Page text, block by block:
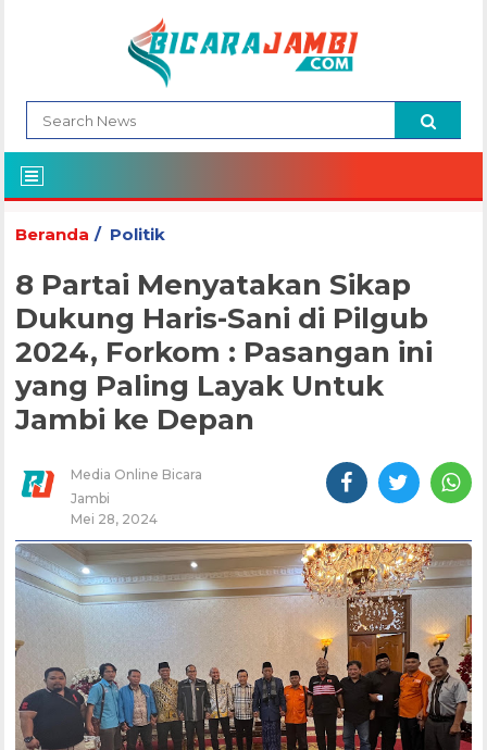
Beranda Politik
8 Partai Menyatakan Sikap
Dukung Haris-Sani di Pilgub
2024, Forkom : Pasangan ini
yang Paling Layak Untuk
Jambi ke Depan
Media Online Bicara
Jambi
Mei 28, 2024